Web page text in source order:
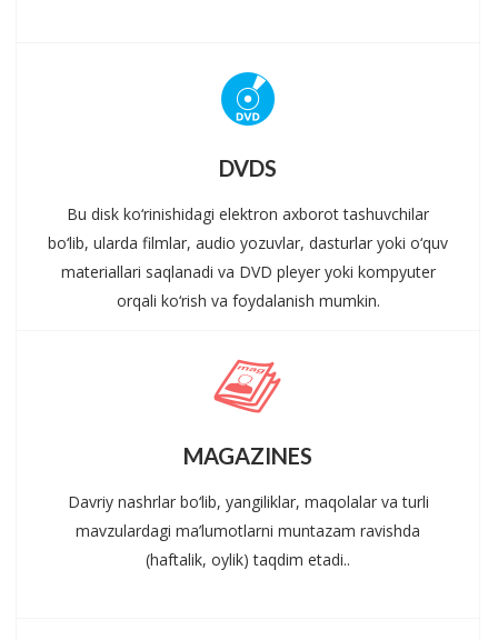
DVDS
Bu disk ko‘rinishidagi elektron axborot tashuvchilar
bo‘lib, ularda filmlar, audio yozuvlar, dasturlar yoki o‘quv
materiallari saqlanadi va DVD pleyer yoki kompyuter
orqali ko‘rish va foydalanish mumkin.
MAGAZINES
Davriy nashrlar bo‘lib, yangiliklar, maqolalar va turli
mavzulardagi ma’lumotlarni muntazam ravishda
(haftalik, oylik) taqdim etadi..